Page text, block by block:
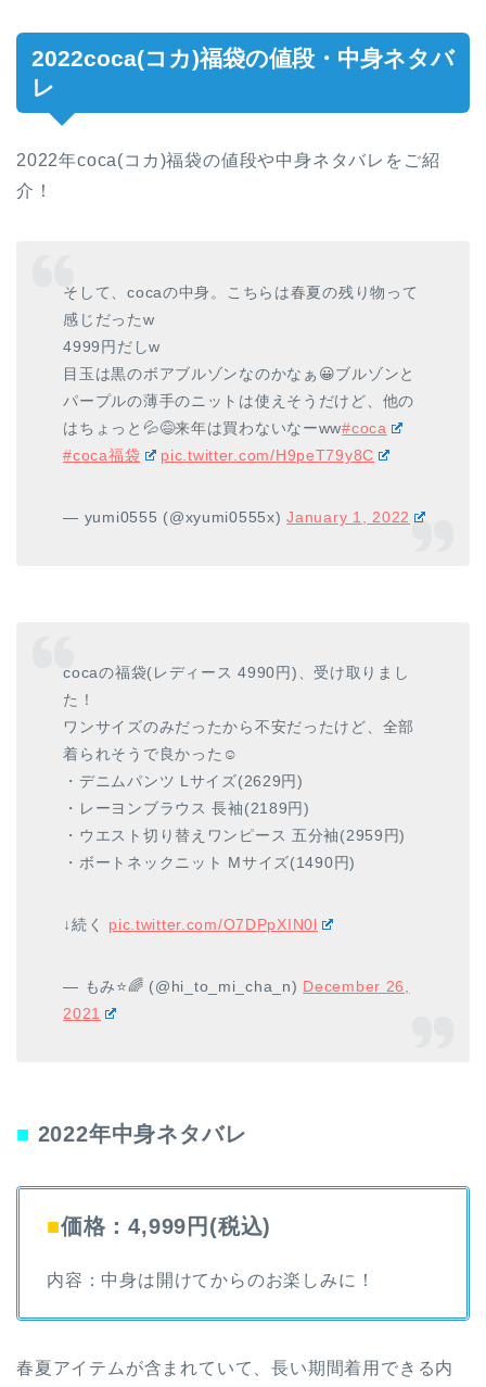
2022coca(コカ)福袋の値段・中身ネタバ
レ
2022年coca(コカ)福袋の値段や中身ネタバレをご紹
介！
そして、cocaの中身。こちらは春夏の残り物って
感じだったw
4999円だしw
目玉は黒のボアブルゾンなのかなぁ😀ブルゾンと
パープルの薄手のニットは使えそうだけど、他の
はちょっと💦😅来年は買わないなーww#coca
#coca福袋
pic.twitter.com/H9peT79y8C
— yumi0555 (@xyumi0555x)January 1, 2022
cocaの福袋(レディース 4990円)、受け取りまし
た！
ワンサイズのみだったから不安だったけど、全部
着られそうで良かった☺️
・デニムパンツ Lサイズ(2629円)
・レーヨンブラウス 長袖(2189円)
・ウエスト切り替えワンピース 五分袖(2959円)
・ボートネックニット Mサイズ(1490円)
↓続く pic.twitter.com/O7DPpXIN0l
— もみ⭐️🌈 (@hi_to_mi_cha_n) December 26,
2021
■ 2022年中身ネタバレ
■価格：4,999円(税込)
内容：中身は開けてからのお楽しみに！
春夏アイテムが含まれていて、長い期間着用できる内